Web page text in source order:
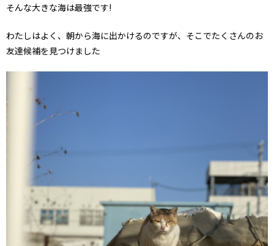
そんな大きな海は最強です!
わたしはよく、朝から海に出かけるのですが、そこでたくさんのお
友達候補を見つけました